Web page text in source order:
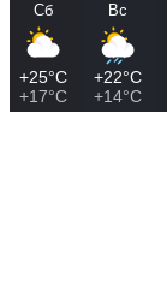
Сб
+25°C
+17°C
Вс
+22°C
+14°C